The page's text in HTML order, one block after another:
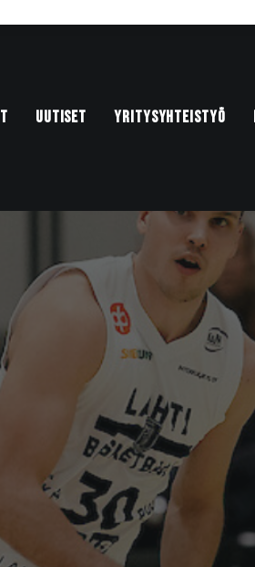
UUTISET YRITYSYHTEISTYÖ